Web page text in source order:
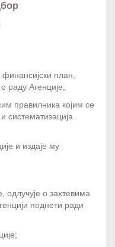
план,
раду Агенције;
правилника којим се
систематизација
и издаје му
одлучује о захтевима
поднети ради